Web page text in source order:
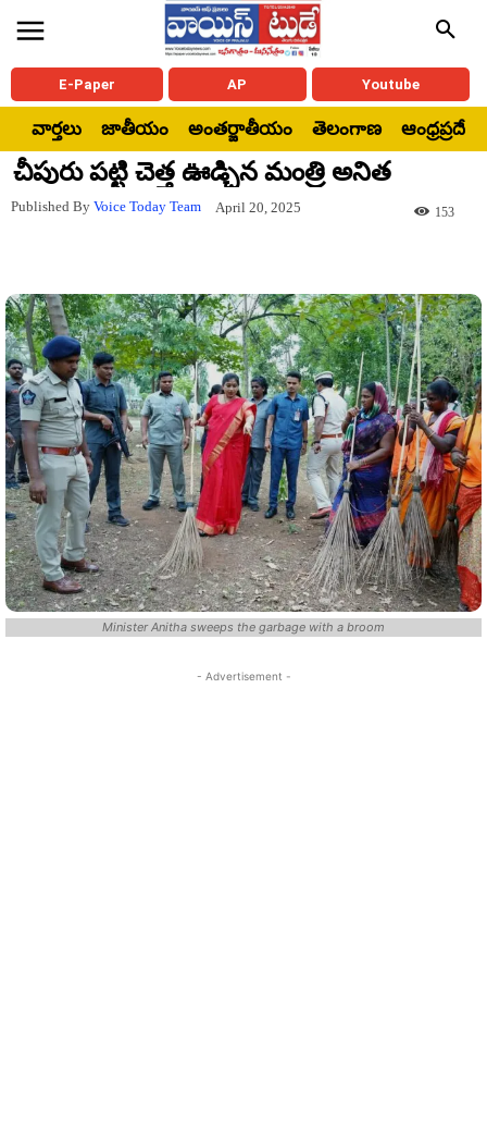
E-Paper AP Youtube
వార్తలు జాతీయం అంతర్జాతీయం తెలంగాణ ఆంధ్రప్రదేశ్
చీపురు పట్టి చెత్త ఊడ్చిన మంత్రి అనిత
Published By Voice Today Team April 20, 2025 153
Minister Anitha sweeps the garbage with a broom
- Advertisement -